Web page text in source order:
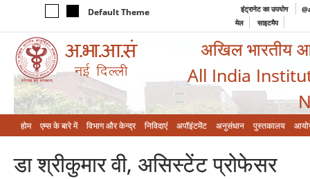
Default Theme इंट्रानेट का उपयोग
मेल
साइटमैप
अखिल भारतीय
All India
होम एम्‍स के बारे में विभाग और केन्‍द्र निविदाएं अपॉइंटमेंट अनुसंधान पुस्तकालय
डा श्रीकुमार वी, असिस्टेंट प्रोफेसर